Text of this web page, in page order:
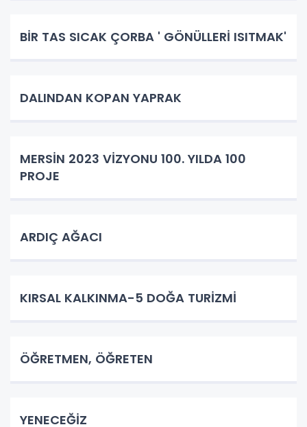
BİR TAS SICAK ÇORBA ' GÖNÜLLERİ ISITMAK'
DALINDAN KOPAN YAPRAK
MERSİN 2023 VİZYONU 100. YILDA 100
PROJE
ARDIÇ AĞACI
KIRSAL KALKINMA-5 DOĞA TURİZMİ
ÖĞRETMEN, ÖĞRETEN
YENECEĞİZ